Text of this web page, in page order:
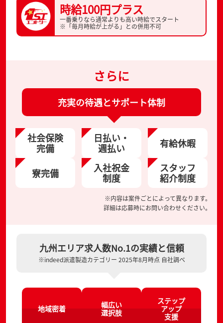
時給100円プラス
一番乗りなら通常よりも高い時給でスタート
※「毎月時給が上がる」との併用不可
さらに
充実の待遇とサポート体制
社会保険
完備
日払い・
週払い 有給休暇
寮完備 入社祝金
制度
スタッフ
紹介制度
※内容は案件ごとによって異なります。
詳細は応募時にお問い合わせください。
九州エリア求人数No.1の実績と信頼
※indeed派遣製造カテゴリー 2025年8月時点 自社調べ
地域密着
幅広い
選択肢
ステップ
アップ
支援